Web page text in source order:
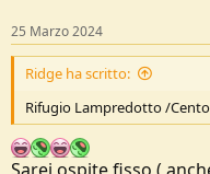
s
:
25 Marzo 2024
Ridge ha scritto:
Rifugio Lampredotto /